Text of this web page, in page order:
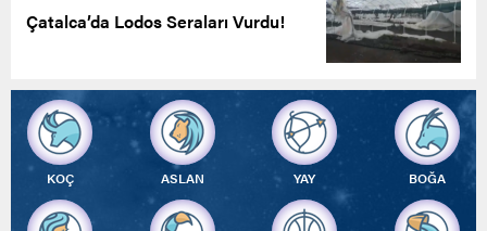
Çatalca’da Lodos Seraları Vurdu!
KOÇ ASLAN YAY BOĞA